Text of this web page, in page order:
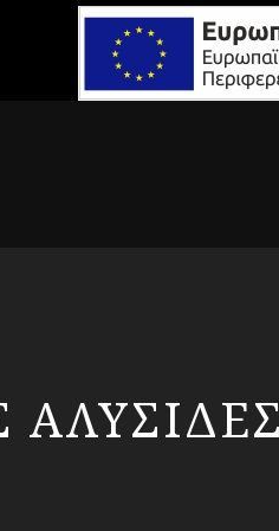
ΑΛΥΣΙΔΕΣ